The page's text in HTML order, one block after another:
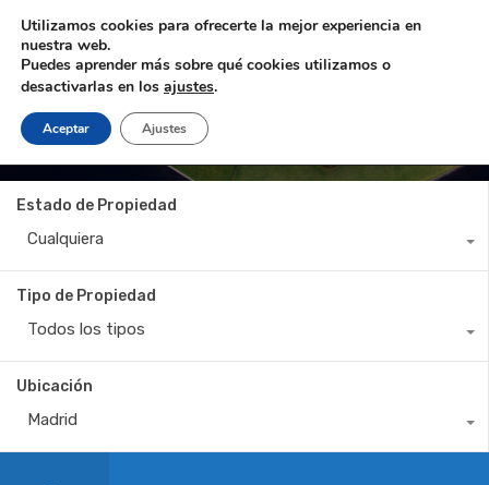
C/ Francisco Abril
Estado de Propiedad
Cualquiera
Tipo de Propiedad
Todos los tipos
Ubicación
Madrid
Utilizamos cookies para ofrecerte la mejor experiencia en
nuestra web.
Puedes aprender más sobre qué cookies utilizamos o
desactivarlas en los ajustes.
Aceptar Ajustes